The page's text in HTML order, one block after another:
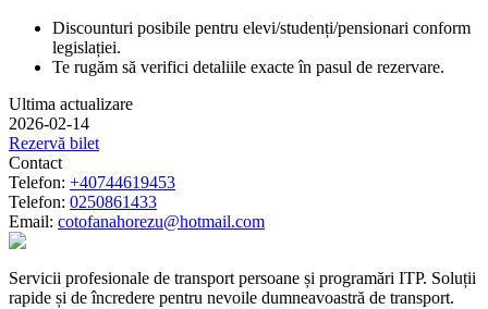
Discounturi posibile pentru elevi/studenți/pensionari conform
legislației.
Te rugăm să verifici detaliile exacte în pasul de rezervare.
Ultima actualizare
2026-02-14
Rezervă bilet
Contact
Telefon: +40744619453
Telefon: 0250861433
Email: cotofanahorezu@hotmail.com
Servicii profesionale de transport persoane și programări ITP. Soluții
rapide și de încredere pentru nevoile dumneavoastră de transport.